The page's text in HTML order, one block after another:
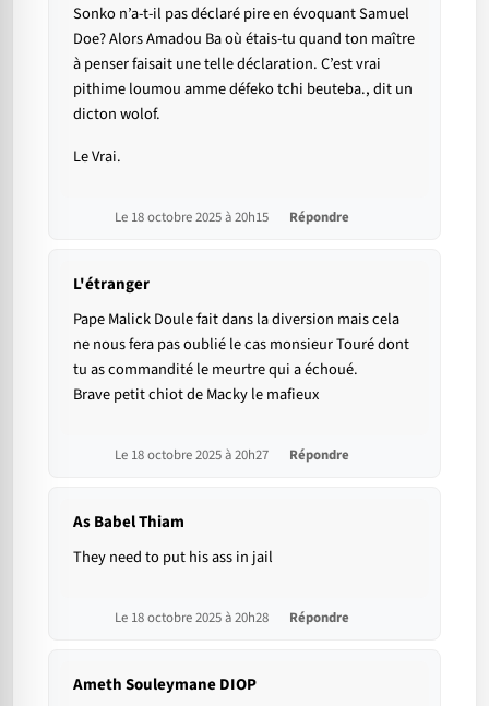
Sonko n’a-t-il pas déclaré pire en évoquant Samuel
Doe? Alors Amadou Ba où étais-tu quand ton maître
à penser faisait une telle déclaration. C’est vrai
pithime loumou amme défeko tchi beuteba., dit un
dicton wolof.
Le Vrai.
Le 18 octobre 2025 à 20h15 Répondre
L'étranger
Pape Malick Doule fait dans la diversion mais cela
ne nous fera pas oublié le cas monsieur Touré dont
tu as commandité le meurtre qui a échoué.
Brave petit chiot de Macky le mafieux
Le 18 octobre 2025 à 20h27 Répondre
As Babel Thiam
They need to put his ass in jail
Le 18 octobre 2025 à 20h28 Répondre
Ameth Souleymane DIOP